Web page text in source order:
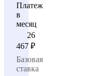
Платеж
в
месяц
26
467 ₽
Базовая
ставка